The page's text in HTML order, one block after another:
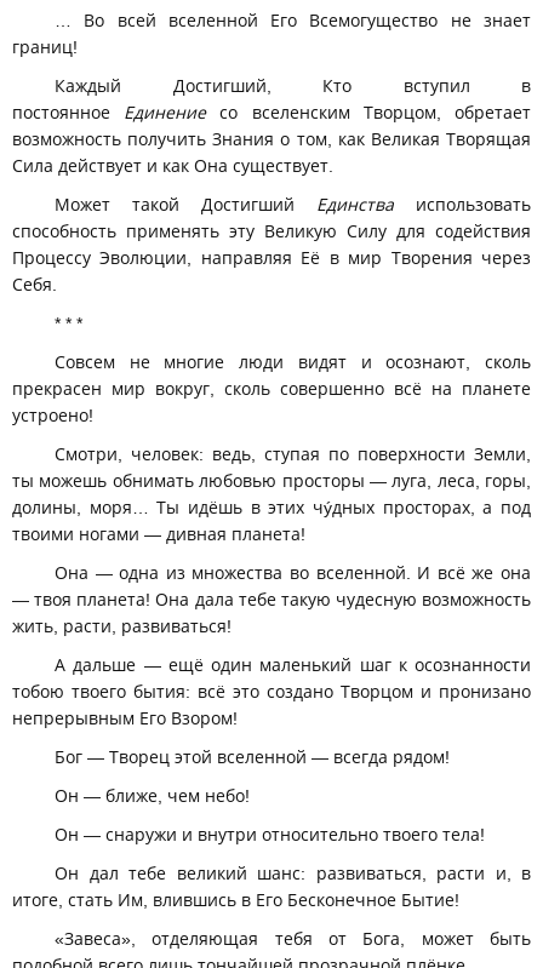
… Во всей вселенной Его Всемогущество не знает
границ!
Каждый Достигший, Кто вступил в
постоянное Единениесо вселенским Творцом, обретает
возможность получить Знания о том, как Великая Творящая
Сила действует и как Она существует.
Может такой Достигший Единства использовать
способность применять эту Великую Силу для содействия
Процессу Эволюции, направляя Её в мир Творения через
Себя.
* * *
Совсем не многие люди видят и осознают, сколь
прекрасен мир вокруг, сколь совершенно всё на планете
устроено!
Смотри, человек: ведь, ступая по поверхности Земли,
ты можешь обнимать любовью просторы — луга, леса, горы,
долины, моря… Ты идёшь в этих чýдных просторах, а под
твоими ногами — дивная планета!
Она — одна из множества во вселенной. И всё же она
— твоя планета! Она дала тебе такую чудесную возможность
жить, расти, развиваться!
А дальше — ещё один маленький шаг к осознанности
тобою твоего бытия: всё это создано Творцом и пронизано
непрерывным Его Взором!
Бог — Творец этой вселенной — всегда рядом!
Он — ближе, чем небо!
Он — снаружи и внутри относительно твоего тела!
Он дал тебе великий шанс: развиваться, расти и, в
итоге, стать Им, влившись в Его Бесконечное Бытие!
«Завеса», отделяющая тебя от Бога, может быть